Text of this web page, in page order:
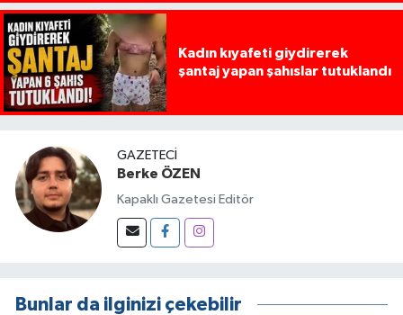
Kadın kıyafeti giydirerek
şantaj yapan şahıslar tutuklandı
GAZETECI
Berke ÖZEN
Kapaklı Gazetesi Editör
Bunlar da ilginizi çekebilir